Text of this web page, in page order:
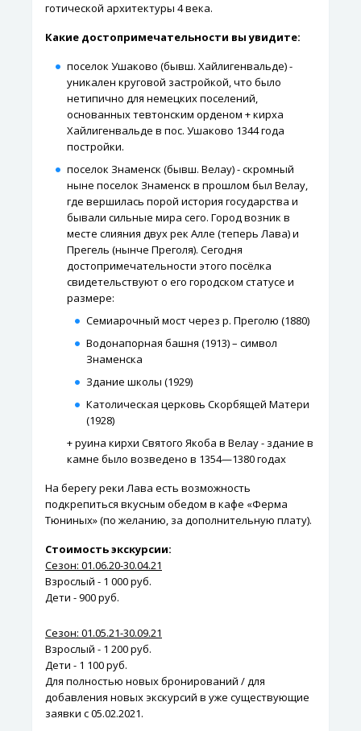
готической архитектуры 4 века.
Какие достопримечательности вы увидите:
поселок Ушаково (бывш. Хайлигенвальде) -
уникален круговой застройкой, что было
нетипично для немецких поселений,
основанных тевтонским орденом + кирха
Хайлигенвальде в пос. Ушаково 1344 года
постройки.
поселок Знаменск (бывш. Велау) - скромный
ныне поселок Знаменск в прошлом был Велау,
где вершилась порой история государства и
бывали сильные мира сего. Город возник в
месте слияния двух рек Алле (теперь Лава) и
Прегель (нынче Преголя). Сегодня
достопримечательности этого посёлка
свидетельствуют о его городском статусе и
размере:
Семиарочный мост через р. Преголю (1880)
Водонапорная башня (1913) – символ
Знаменска
Здание школы (1929)
Католическая церковь Скорбящей Матери
(1928)
+ руина кирхи Святого Якоба в Велау - здание в
камне было возведено в 1354—1380 годах
На берегу реки Лава есть возможность
подкрепиться вкусным обедом в кафе «Ферма
Тюниных» (по желанию, за дополнительную плату).
Стоимость экскурсии:
Сезон: 01.06.20-30.04.21
Взрослый - 1 000 руб.
Дети - 900 руб.
Сезон: 01.05.21-30.09.21
Взрослый - 1 200 руб.
Дети - 1 100 руб.
Для полностью новых бронирований / для
добавления новых экскурсий в уже существующие
заявки с 05.02.2021.